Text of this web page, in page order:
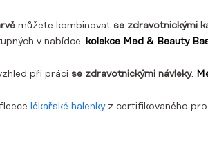
můžete kombinovat se zdravotnickými
v nabídce. kolekce Med & Beauty
při práci se zdravotnickými návleky.
lékařské halenkyz certifikovaného